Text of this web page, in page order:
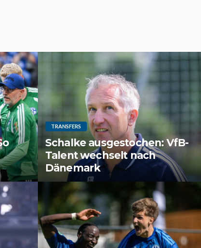
TRANSFERS
Schalke ausgestochen: VfB-
Talent wechselt nach
Dänemark